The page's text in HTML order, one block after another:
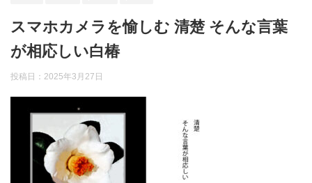
スマホカメラを愉しむ 清楚 そんな言葉
が相応しい白椿
投稿日： 2025年3月27日